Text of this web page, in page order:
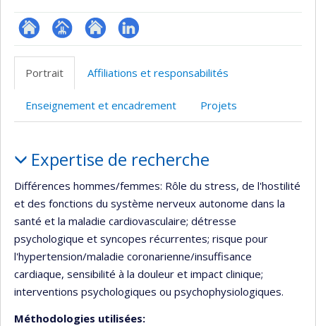
ResearchGate
Page
(faculté,département,école)
Site
l’unité
LinkedIn
Portrait
Affiliations et responsabilités
Enseignement et encadrement Projets
Expertise de recherche
Différences hommes/femmes: Rôle du stress, de l'hostilité
et des fonctions du système nerveux autonome dans la
santé et la maladie cardiovasculaire; détresse
psychologique et syncopes récurrentes; risque pour
l'hypertension/maladie coronarienne/insuffisance
cardiaque, sensibilité à la douleur et impact clinique;
interventions psychologiques ou psychophysiologiques.
Méthodologies utilisées: